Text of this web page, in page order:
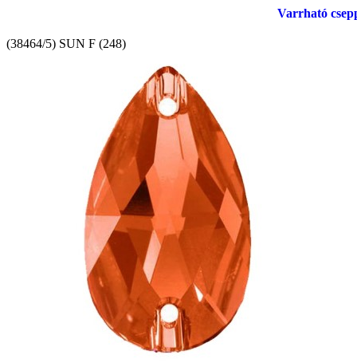
Varrható
(38464/5) SUN F (248)